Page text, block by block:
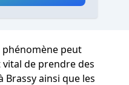
peut
de prendre des
ainsi que les